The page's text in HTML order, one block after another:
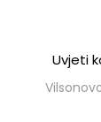
Uvjeti